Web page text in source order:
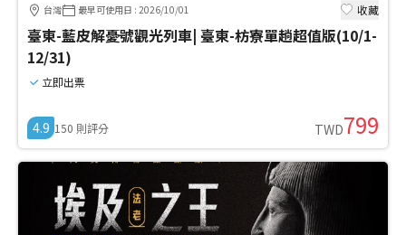
台灣 最早可使用日 : 2026/10/01 收藏
臺東-藍皮解憂號觀光列車| 臺東-枋寮單趟超值版(10/1-
12/31)
立即出票
4.9 150 則評分 TWD799